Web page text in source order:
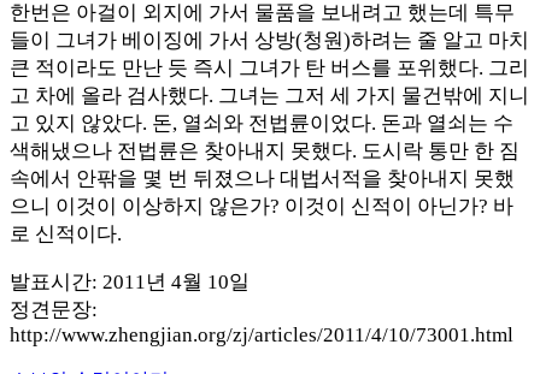
한번은 아걸이 외지에 가서 물품을 보내려고 했는데 특무
들이 그녀가 베이징에 가서 상방(청원)하려는 줄 알고 마치
큰 적이라도 만난 듯 즉시 그녀가 탄 버스를 포위했다. 그리
고 차에 올라 검사했다. 그녀는 그저 세 가지 물건밖에 지니
고 있지 않았다. 돈, 열쇠와 전법륜이었다. 돈과 열쇠는 수
색해냈으나 전법륜은 찾아내지 못했다. 도시락 통만 한 짐
속에서 안팎을 몇 번 뒤졌으나 대법서적을 찾아내지 못했
으니 이것이 이상하지 않은가? 이것이 신적이 아닌가? 바
로 신적이다.
발표시간: 2011년 4월 10일
정견문장:
http://www.zhengjian.org/zj/articles/2011/4/10/73001.html